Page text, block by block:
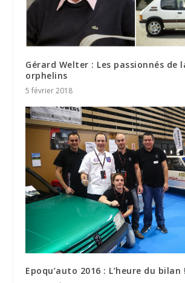
Gérard Welter : Les passionnés de
orphelins
5 février 2018
Epoqu’auto 2016 : L’heure du bilan !